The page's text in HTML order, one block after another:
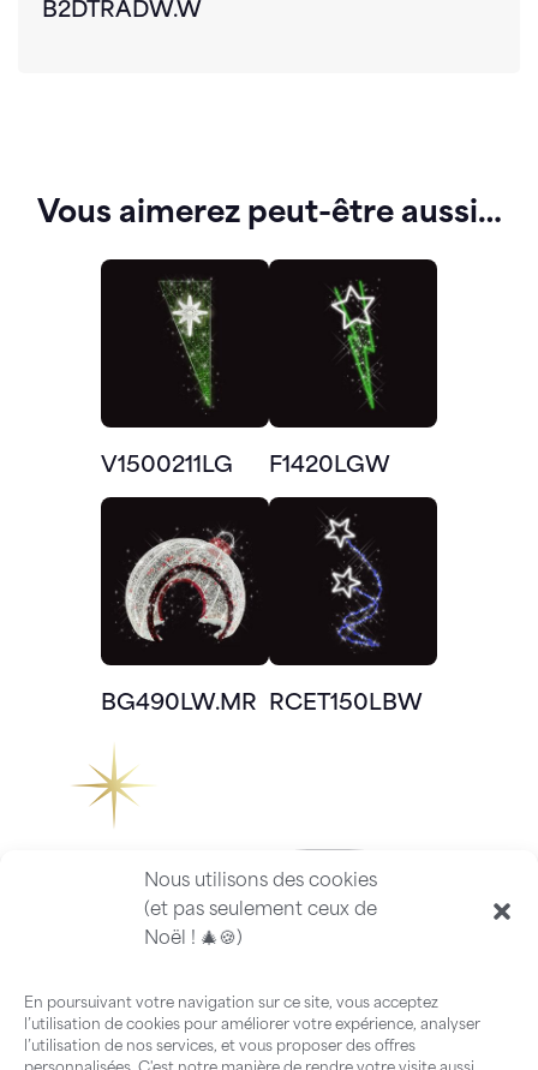
Nous utilisons des cookies
(et pas seulement ceux de
Noël ! 🎄🍪)
En poursuivant votre navigation sur ce site, vous acceptez
l’utilisation de cookies pour améliorer votre expérience, analyser
l’utilisation de nos services, et vous proposer des offres
B2DTRADW.W
Vous aimerez peut-être aussi…
V1500211LG F1420LGW
BG490LW.MR RCET150LBW